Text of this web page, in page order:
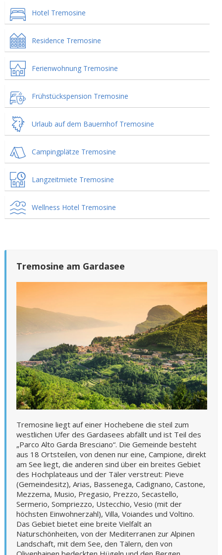
Hotel Tremosine
Residence Tremosine
Ferienwohnung Tremosine
Frühstückspension Tremosine
Urlaub auf dem Bauernhof Tremosine
Campingplätze Tremosine
Langzeitmiete Tremosine
Wellness Hotel Tremosine
Tremosine am Gardasee
Tremosine liegt auf einer Hochebene die steil zum
westlichen Ufer des Gardasees abfällt und ist Teil des
„Parco Alto Garda Bresciano“. Die Gemeinde besteht
aus 18 Ortsteilen, von denen nur eine, Campione, direkt
am See liegt, die anderen sind über ein breites Gebiet
des Hochplateaus und der Täler verstreut: Pieve
(Gemeindesitz), Arias, Bassenega, Cadignano, Castone,
Mezzema, Musio, Pregasio, Prezzo, Secastello,
Sermerio, Sompriezzo, Ustecchio, Vesio (mit der
höchsten Einwohnerzahl), Villa, Voiandes und Voltino.
Das Gebiet bietet eine breite Vielfalt an
Naturschönheiten, von der Mediterranen zur Alpinen
Landschaft, mit dem See, den Tälern, den von